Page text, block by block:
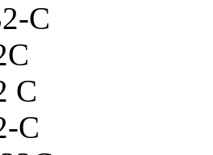
C
C
C